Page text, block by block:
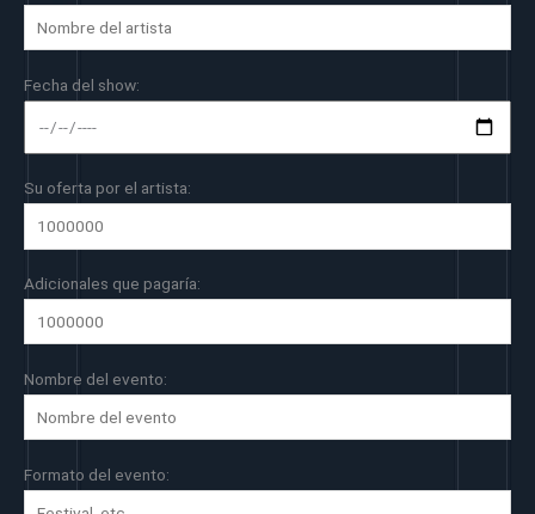
Fecha del show:
Su oferta por el artista:
Adicionales que pagaría:
Nombre del evento:
Formato del evento: